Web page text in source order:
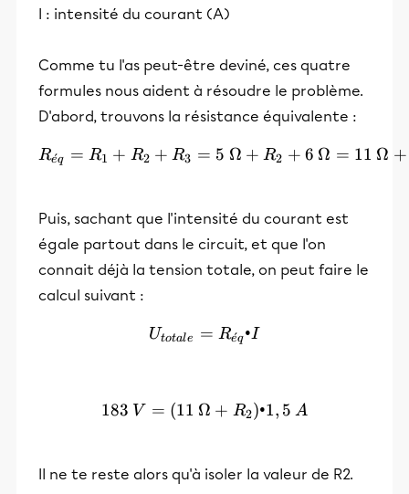
I : intensité du courant (A)
Comme tu l'as peut-être deviné, ces quatre
formules nous aident à résoudre le problème.
D'abord, trouvons la résistance équivalente :
R_{éq} =
Re
ˊq = R1 + R2 + R3 = 5 Ω + R2 + 6 Ω = 11 Ω +
Puis, sachant que l'intensité du courant est
égale partout dans le circuit, et que l'on
connait déjà la tension totale, on peut faire le
calcul suivant :
U_{totale} = R_{éq}•I
Utotale = Re
ˊq •I
183\:V = (11\:Ω+R_2) •
183 V = (11 Ω + R2)•1, 5 A
Il ne te reste alors qu'à isoler la valeur de R2.